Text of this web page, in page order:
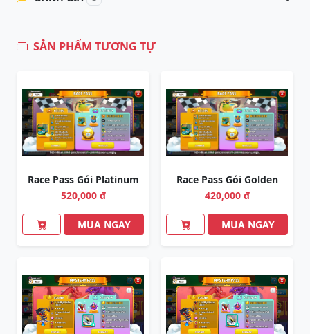
SẢN PHẨM TƯƠNG TỰ
Race Pass Gói Platinum
520,000 đ
MUA NGAY
Race Pass Gói Golden
420,000 đ
MUA NGAY